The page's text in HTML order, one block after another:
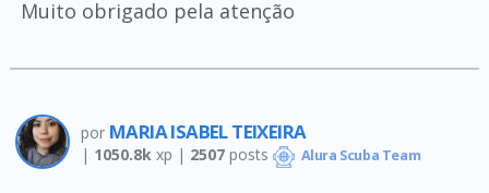
Muito obrigado pela atenção
por MARIA ISABEL TEIXEIRA
| 1050.8kxp | 2507posts Alura Scuba Team